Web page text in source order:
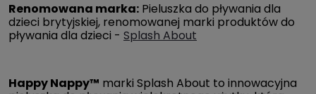
Renomowana marka: Pieluszka do pływania dla
dzieci brytyjskiej, renomowanej marki produktów do
pływania dla dzieci - Splash About
Happy Nappy™ marki Splash About to innowacyjna